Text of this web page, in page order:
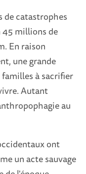
de catastrophes
45 millions de
En raison
une grande
à sacrifier
Autant
au
ont
un acte sauvage